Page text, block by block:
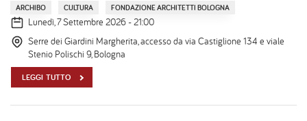
ARCHIBO CULTURA FONDAZIONE ARCHITETTI BOLOGNA
Lunedì, 7 Settembre 2026 - 21:00
Serre dei Giardini Margherita, accesso da via Castiglione 134 e viale
Stenio Polischi 9, Bologna
LEGGI TUTTO